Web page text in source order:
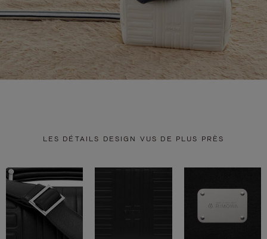
LES DÉTAILS DESIGN VUS DE PLUS PRÈS